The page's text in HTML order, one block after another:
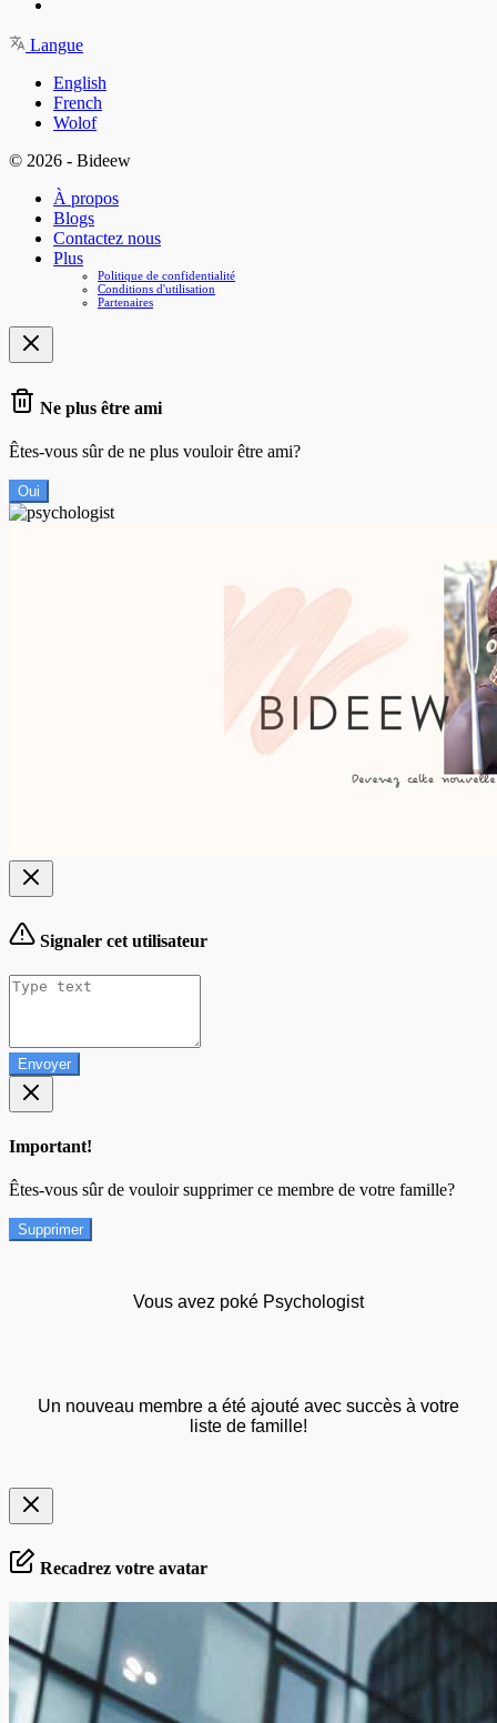
Langue
English
French
Wolof
© 2026 - Bideew
À propos
Blogs
Contactez nous
Plus
Politique de confidentialité
Conditions d'utilisation
Partenaires
Ne plus être ami
Êtes-vous sûr de ne plus vouloir être ami?
Oui
Signaler cet utilisateur
Envoyer
Important!
Êtes-vous sûr de vouloir supprimer ce membre de votre famille?
Supprimer
Vous avez poké Psychologist
Un nouveau membre a été ajouté avec succès à votre
liste de famille!
Recadrez votre avatar